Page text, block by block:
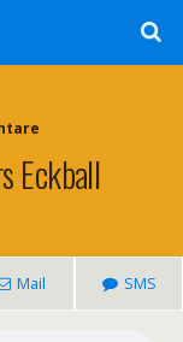
Eckball
Mail SMS